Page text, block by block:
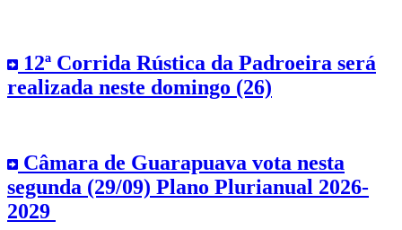
12ª Corrida Rústica da Padroeira será
realizada neste domingo (26)
Câmara de Guarapuava vota nesta
segunda (29/09) Plano Plurianual 2026-
2029